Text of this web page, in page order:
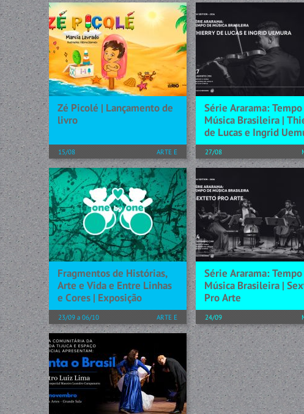
Ministério da Cultura apresenta
WICKED - O MUSICAL WICKED:
O MAIOR FENÔMENO DO
TEATRO MUSICAL CHEGA PELA
PRIMEIRA VEZ AO RIO
Ingressos podem ser...
[+] SAIBA MAIS
Com uma trajetória que
sua terceira década, a Cia
Dança Deborah Colker
apresenta, em 2026, o
espetáculo Remix, uma
celebração de sua história
[+] SAIBA MAIS
Zé Picolé | Lançamento de
livro
15/08
ARTE E
CONHECIMENTO
SOBRE O LIVRO Samuel adora
praia, sol e picolés – e gosta
tanto, mas tanto, que, num
passeio mágico e divertido,
acaba se transformando em um
picolé de verdade! Em meio a...
[+] SAIBA MAIS
Série Ararama:
Música Brasileira |
de Lucas e Ingrid
27/08
No dia 27 de agosto, o
musical do Rio de Janeiro
recebe o terceiro concerto
temporada de 2026 da
30 Records em sua
com a apresentação da
[+] SAIBA MAIS
Fragmentos de Histórias,
Arte e Vida e Entre Linhas
e Cores | Exposição
23/09 a 06/10
ARTE E
CONHECIMENTO
Exposição Fragmentos de
Histórias, Arte e Vida e Entre
Linhas e Cores. Um diálogo
entre Beatriz Milhazes, Adriana
Varejão e Rosana Paulino A
exposição de Artes Visuais...
Série Ararama:
Música Brasileira |
Pro Arte
24/09
No dia 24 de setembro, o
cenário musical do Rio de
Janeiro recebe o quarto
concerto da temporada de
2026 da Século 30
sua residência, com a...
[+] SAIBA MAIS